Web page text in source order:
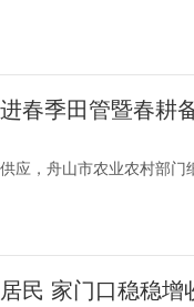
春季田管暨春耕
应，舟山市农业农村部
民 家门口稳稳增